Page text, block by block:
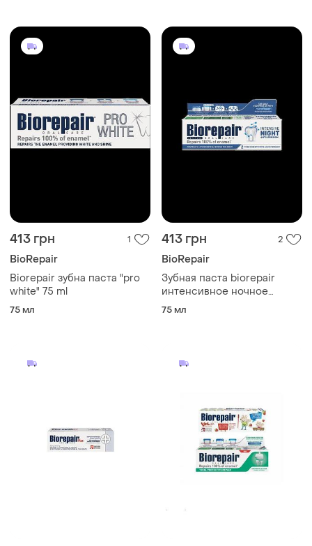
413 грн 1
BioRepair
Biorepair зубна паста "pro
white" 75 ml
75 мл
413 грн 2
BioRepair
Зубная паста biorepair
интенсивное ночное
восстановление 75 мл
75 мл